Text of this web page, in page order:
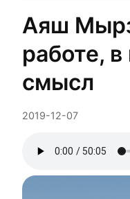
Аяш
работе,
смысл
2019-12-07